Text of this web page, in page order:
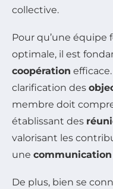
collective.
Pour qu’une
optimale, il est
coopération
clarification des
membre doit
établissant des
valorisant les
une communication
De plus, bien se